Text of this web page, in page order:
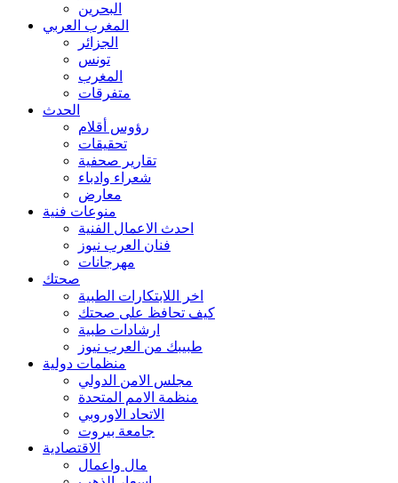
البحرين
المغرب العربي
الجزائر
تونس
المغرب
متفرقات
الحدث
رؤوس أقلام
تحقيقات
تقارير صحفية
شعراء وادباء
معارض
منوعات فنية
احدث الاعمال الفنية
فنان العرب نيوز
مهرجانات
صحتك
اخر اللابتكارات الطبية
كيف تحافظ على صحتك
ارشادات طبية
طبيبك من العرب نيوز
منظمات دولية
مجلس الامن الدولي
منظمة الامم المتحدة
الاتحاد الاوروبي
جامعة بيروت
الاقتصادية
مال واعمال